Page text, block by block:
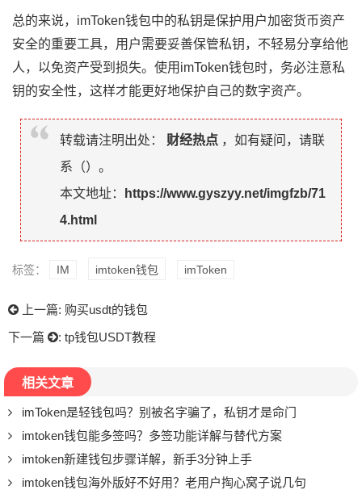
总的来说，imToken钱包中的私钥是保护用户加密货币资产
安全的重要工具，用户需要妥善保管私钥，不轻易分享给他
人，以免资产受到损失。使用imToken钱包时，务必注意私
钥的安全性，这样才能更好地保护自己的数字资产。
转载请注明出处： 财经热点 ，如有疑问，请联
系（）。
本文地址：
https://www.gyszyy.net/imgfzb/71
4.html
标签： IM imtoken钱包 imToken
上一篇: 购买usdt的钱包
下一篇
: tp钱包USDT教程
相关文章
imToken是轻钱包吗？别被名字骗了，私钥才是命门
imtoken钱包能多签吗？多签功能详解与替代方案
imtoken新建钱包步骤详解，新手3分钟上手
imtoken钱包海外版好不好用？老用户掏心窝子说几句